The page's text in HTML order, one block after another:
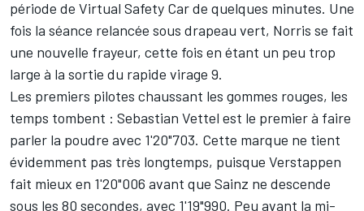
période de Virtual Safety Car de quelques minutes. Une
fois la séance relancée sous drapeau vert, Norris se fait
une nouvelle frayeur, cette fois en étant un peu trop
large à la sortie du rapide virage 9.
Les premiers pilotes chaussant les gommes rouges, les
temps tombent : Sebastian Vettel est le premier à faire
parler la poudre avec 1'20"703. Cette marque ne tient
évidemment pas très longtemps, puisque Verstappen
fait mieux en 1'20"006 avant que Sainz ne descende
sous les 80 secondes, avec 1'19"990. Peu avant la mi-